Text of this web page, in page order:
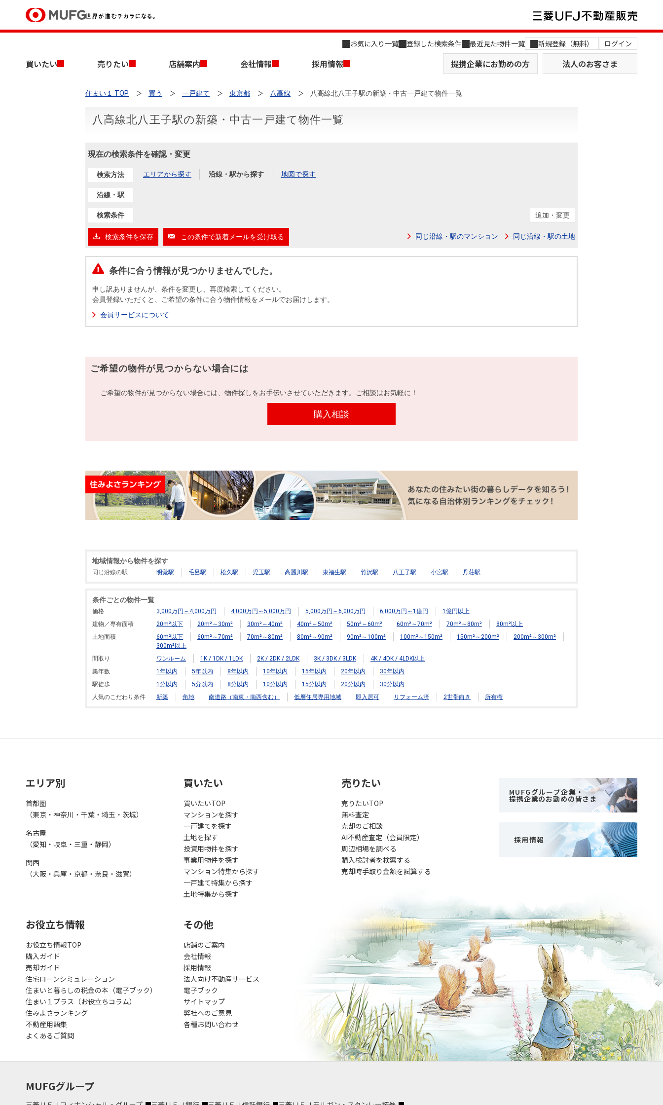
お気に入り一覧 登録した検索条件 最近見た物件一覧 新規登録（無料） ログイン
買いたい 売りたい 店舗案内 会社情報 採用情報 提携企業にお勤めの方 法人のお客さま
買いたいTOP
中古マンションを探す 新築・中古一戸建てを探す
投資用物件を探す おすすめ物件から探す
購入向けサービス
住まいと暮らしの税金の本（電子ブック） 購入ガイド
売りたいTOP
無料査定 売却相談
売却時手取り金額試算
売却向けサービス
住まいと暮らしの税金の本（電子ブック） 売却ガイド
店舗案内TOP
会社情報TOP
採用情報TOP
売りたい
住まい１ TOP 買う 一戸建て 東京都 八高線 八高線北八王子駅の新築・中古一戸建て物件一覧
八高線北八王子駅の新築・中古一戸建て物件一覧
現在の検索条件を確認・変更
検索方法 エリアから探す 沿線・駅から探す 地図で探す
沿線・駅
検索条件 追加・変更
検索条件を保存 この条件で新着メールを受け取る 同じ沿線・駅のマンション 同じ沿線・駅の土地
条件に合う情報が見つかりませんでした。
申し訳ありませんが、条件を変更し、再度検索してください。
会員登録いただくと、ご希望の条件に合う物件情報をメールでお届けします。
会員サービスについて
ご希望の物件が見つからない場合には
ご希望の物件が見つからない場合には、物件探しをお手伝いさせていただきます。ご相談はお気軽に！
購入相談
地域情報から物件を探す
同じ沿線の駅 明覚駅 毛呂駅 松久駅 児玉駅 高麗川駅 東福生駅 竹沢駅 八王子駅 小宮駅 丹荘駅
条件ごとの物件一覧
価格 3,000万円～4,000万円 4,000万円～5,000万円 5,000万円～6,000万円 6,000万円～1億円
1億円以上
建物／専有面積
20m²以下 20m²～30m² 30m²～40m² 40m²～50m² 50m²～60m² 60m²～70m² 70m²～80m²
80m²以上
土地面積
60m²以下 60m²～70m² 70m²～80m² 80m²～90m² 90m²～100m² 100m²～150m² 150m²～200m²
200m²～300m²
300m²以上
間取り
ワンルーム 1K / 1DK / 1LDK 2K / 2DK / 2LDK 3K / 3DK / 3LDK
4K / 4DK / 4LDK以上
築年数
1年以内 5年以内 8年以内 10年以内 15年以内 20年以内
30年以内
駅徒歩
1分以内 5分以内 8分以内 10分以内 15分以内 20分以内
30分以内
人気のこだわり条件
新築 角地 南道路（南東・南西含む） 低層住居専用地域 即入居可 リフォーム済 2世帯向き 所有権
エリア別
首都圏
（東京・神奈川・千葉・埼玉・茨城）
名古屋
（愛知・岐阜・三重・静岡）
関西
（大阪・兵庫・京都・奈良・滋賀）
買いたい
買いたいTOP
マンションを探す
一戸建てを探す
土地を探す
投資用物件を探す
事業用物件を探す
マンション特集から探す
一戸建て特集から探す
土地特集から探す
売りたい
売りたいTOP
無料査定
売却のご相談
AI不動産査定（会員限定）
周辺相場を調べる
購入検討者を検索する
売却時手取り金額を試算する
MUFGグループ企業・
提携企業のお勤めの皆さま
採用情報
お役立ち情報
お役立ち情報TOP
購入ガイド
売却ガイド
住宅ローンシミュレーション
住まいと暮らしの税金の本（電子ブック）
住まい１プラス（お役立ちコラム）
住みよさランキング
不動産用語集
よくあるご質問
その他
店舗のご案内
会社情報
採用情報
法人向け不動産サービス
電子ブック
サイトマップ
弊社へのご意見
各種お問い合わせ
MUFGグループ